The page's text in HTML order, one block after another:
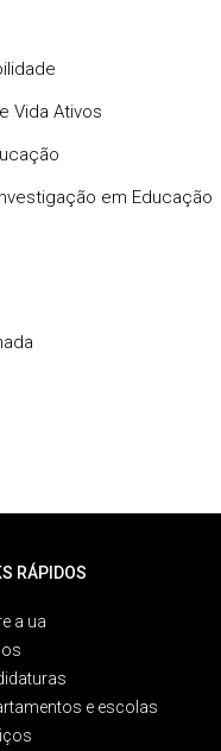
Vida Ativos
em Educação
RÁPIDOS
a ua
e escolas